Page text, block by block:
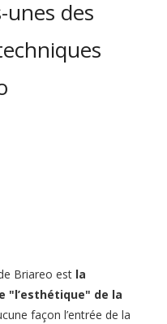
unes des
Briareo est la
"l’esthétique" de la
façon l’entrée de la